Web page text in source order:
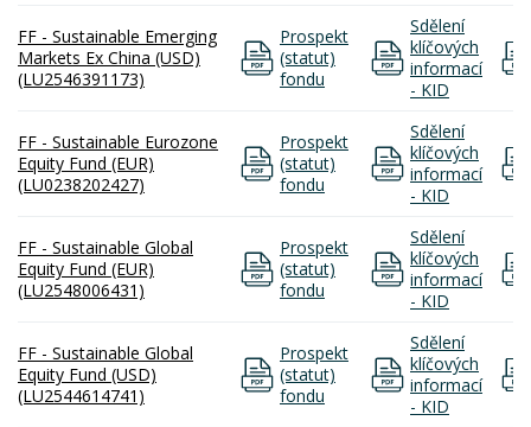
FF - Sustainable Emerging
Markets Ex China (USD)
(LU2546391173)
Prospekt
(statut)
fondu
Sdělení
klíčových
informací
- KID
FF - Sustainable Eurozone
Equity Fund (EUR)
(LU0238202427)
Prospekt
(statut)
fondu
Sdělení
klíčových
informací
- KID
FF - Sustainable Global
Equity Fund (EUR)
(LU2548006431)
Prospekt
(statut)
fondu
Sdělení
klíčových
informací
- KID
FF - Sustainable Global
Equity Fund (USD)
(LU2544614741)
Prospekt
(statut)
fondu
Sdělení
klíčových
informací
- KID